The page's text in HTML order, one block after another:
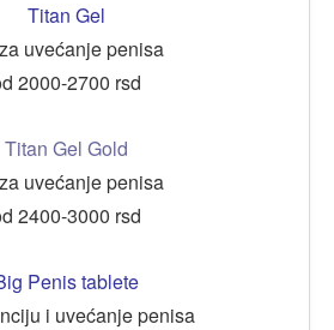
Titan Gel
uvećanje penisa
2000-2700 rsd
Titan Gel Gold
uvećanje penisa
2400-3000 rsd
Penis tablete
i uvećanje penisa